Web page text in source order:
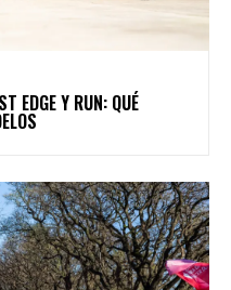
EDGE Y RUN: QUÉ